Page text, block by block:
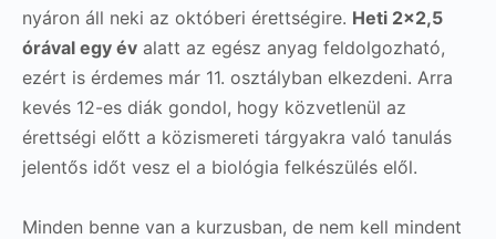
nyáron áll neki az októberi érettségire. Heti 2×2,5
órával egy év alatt az egész anyag feldolgozható,
ezért is érdemes már 11. osztályban elkezdeni. Arra
kevés 12-es diák gondol, hogy közvetlenül az
érettségi előtt a közismereti tárgyakra való tanulás
jelentős időt vesz el a biológia felkészülés elől.
Minden benne van a kurzusban, de nem kell mindent